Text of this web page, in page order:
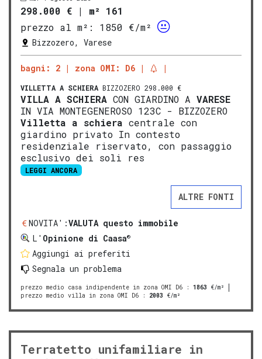
298.000 € | m² 161
prezzo al m²:
1850 €/m²
Bizzozero, Varese
bagni: 2 zona OMI: D6
VILLETTA A SCHIERA BIZZOZERO 298.000 €
VILLA A SCHIERA CON GIARDINO A VARESE
IN VIA MONTEGENEROSO 123C - BIZZOZERO
Villetta a schiera centrale con
giardino privato In contesto
residenziale riservato, con passaggio
esclusivo dei soli res
LEGGI ANCORA
ALTRE FONTI
NOVITA':VALUTA questo immobile
L' Opinione di Caasa®
Aggiungi ai preferiti
Segnala un problema
prezzo medio casa indipendente in zona OMI D6 : 1863 €/m²
prezzo medio villa in zona OMI D6 : 2003 €/m²
Terratetto unifamiliare in